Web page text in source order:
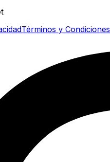
Términos y Condiciones